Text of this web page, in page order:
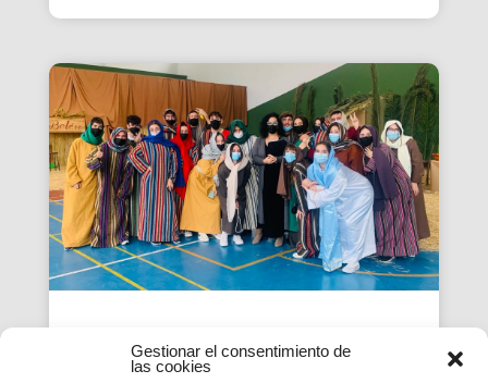
Gestionar el consentimiento de
las cookies
Tradicions i innovacions:
Així se celebra el